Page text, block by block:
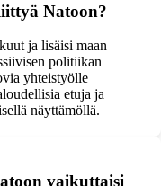
Natoon?
ja lisäisi maan
politiikan
yhteistyölle
etuja ja
näyttämöllä.
vaikuttaisi